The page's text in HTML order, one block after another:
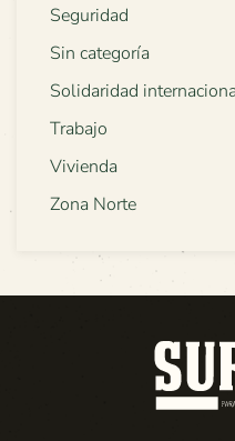
Seguridad
Sin categoría
Solidaridad
Trabajo
Vivienda
Zona Norte